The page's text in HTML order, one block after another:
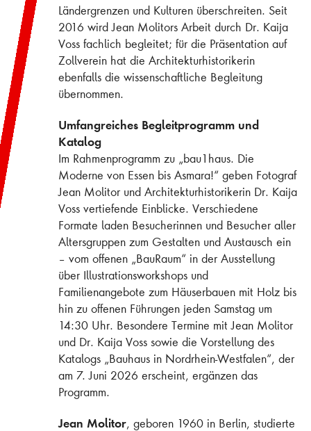
Ländergrenzen und Kulturen überschreiten. Seit
2016 wird Jean Molitors Arbeit durch Dr. Kaija
Voss fachlich begleitet; für die Präsentation auf
Zollverein hat die Architekturhistorikerin
ebenfalls die wissenschaftliche Begleitung
übernommen.
Umfangreiches Begleitprogramm und
Katalog
Im Rahmenprogramm zu „bau1haus. Die
Moderne von Essen bis Asmara!“ geben Fotograf
Jean Molitor und Architekturhistorikerin Dr. Kaija
Voss vertiefende Einblicke. Verschiedene
Formate laden Besucherinnen und Besucher aller
Altersgruppen zum Gestalten und Austausch ein
– vom offenen „BauRaum“ in der Ausstellung
über Illustrationsworkshops und
Familienangebote zum Häuserbauen mit Holz bis
hin zu offenen Führungen jeden Samstag um
14:30 Uhr. Besondere Termine mit Jean Molitor
und Dr. Kaija Voss sowie die Vorstellung des
Katalogs „Bauhaus in Nordrhein-Westfalen“, der
am 7. Juni 2026 erscheint, ergänzen das
Programm.
Jean Molitor, geboren 1960 in Berlin, studierte